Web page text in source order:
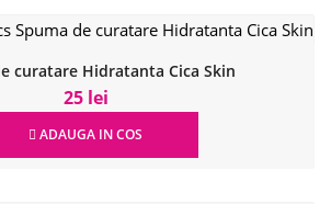
curatare Hidratanta Cica Skin
25 lei
ADAUGA IN COS